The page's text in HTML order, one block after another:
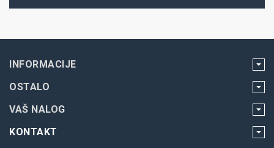
INFORMACIJE
OSTALO
VAŠ NALOG
KONTAKT